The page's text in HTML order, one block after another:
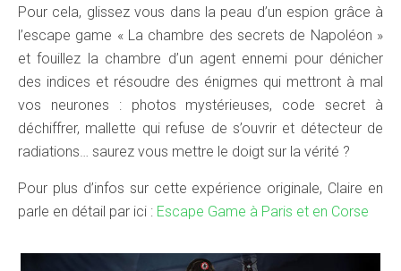
Pour cela, glissez vous dans la peau d’un espion grâce à
l’escape game « La chambre des secrets de Napoléon »
et fouillez la chambre d’un agent ennemi pour dénicher
des indices et résoudre des énigmes qui mettront à mal
vos neurones : photos mystérieuses, code secret à
déchiffrer, mallette qui refuse de s’ouvrir et détecteur de
radiations… saurez vous mettre le doigt sur la vérité ?
Pour plus d’infos sur cette expérience originale, Claire en
parle en détail par ici : Escape Game à Paris et en Corse